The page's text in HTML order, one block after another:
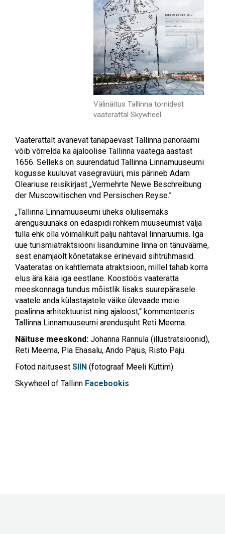
Välinäitus Tallinna tornidest
vaaterattal Skywheel
Vaaterattalt avanevat tänapäevast Tallinna panoraami
võib võrrelda ka ajaloolise Tallinna vaatega aastast
1656. Selleks on suurendatud Tallinna Linnamuuseumi
kogusse kuuluvat vasegravüüri, mis pärineb Adam
Oleariuse reisikirjast „Vermehrte Newe Beschreibung
der Muscowitischen vnd Persischen Reyse.”
„Tallinna Linnamuuseumi üheks olulisemaks
arengusuunaks on edaspidi rohkem muuseumist välja
tulla ehk olla võimalikult palju nähtaval linnaruumis. Iga
uue turismiatraktsiooni lisandumine linna on tänuväärne,
sest enamjaolt kõnetatakse erinevaid sihtrühmasid.
Vaateratas on kahtlemata atraktsioon, millel tahab korra
elus ära käia iga eestlane. Koostöös vaateratta
meeskonnaga tundus mõistlik lisaks suurepärasele
vaatele anda külastajatele väike ülevaade meie
pealinna arhitektuurist ning ajaloost,“ kommenteeris
Tallinna Linnamuuseumi arendusjuht Reti Meema.
Näituse meeskond: Johanna Rannula (illustratsioonid),
Reti Meema, Pia Ehasalu, Ando Pajus, Risto Paju.
Fotod näitusest SIIN (fotograaf Meeli Küttim)
Skywheel of Tallinn Facebookis